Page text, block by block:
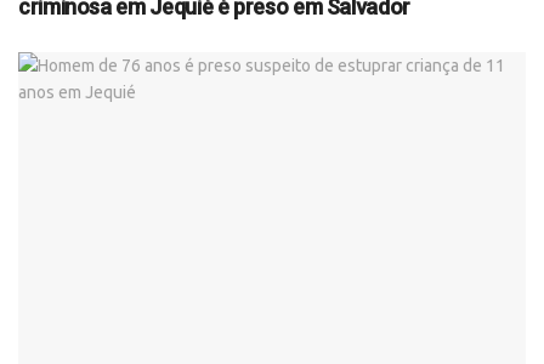
criminosa em Jequié é preso em Salvador